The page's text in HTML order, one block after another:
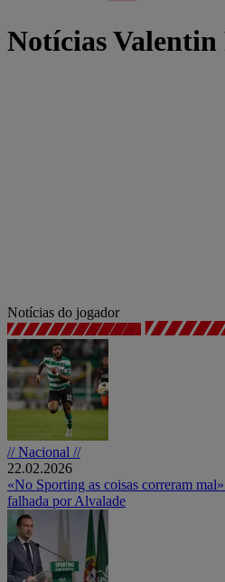
Notícias Valentin
Notícias do jogador
// Nacional //
22.02.2026
«No Sporting as coisas correram
falhada por Alvalade